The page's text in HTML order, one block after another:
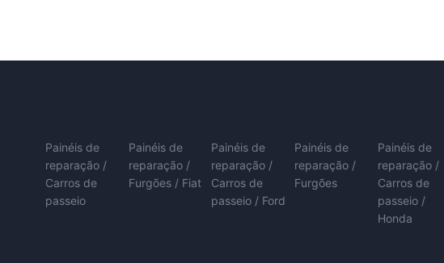
Painéis de
reparação /
Carros de
passeio
Painéis de
reparação /
Furgões / Fiat
Painéis de
reparação /
Carros de
passeio / Ford
Painéis de
reparação /
Furgões
Painéis de
reparação /
Carros de
passeio /
Honda